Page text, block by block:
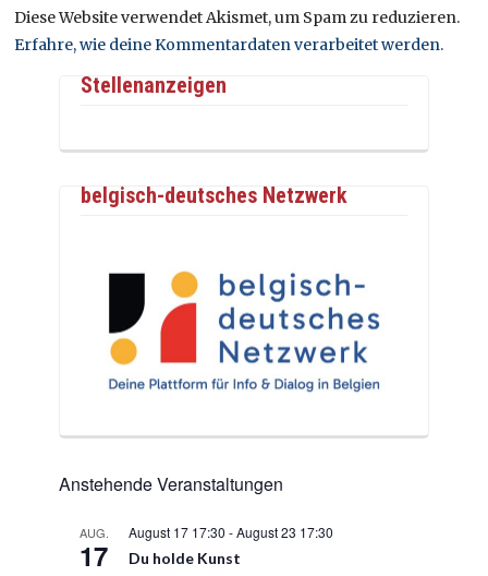
Diese Website verwendet Akismet, um Spam zu reduzieren.
Erfahre, wie deine Kommentardaten verarbeitet werden.
Stellenanzeigen
belgisch-deutsches Netzwerk
Anstehende Veranstaltungen
AUG.
17
August 17 17:30 -August 23 17:30
Du holde Kunst